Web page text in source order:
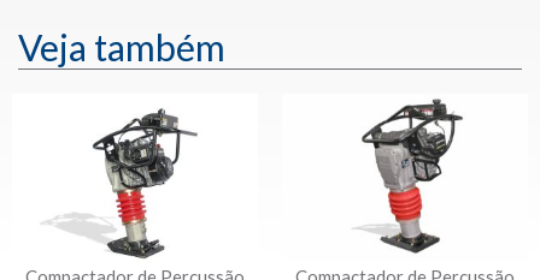
Veja também